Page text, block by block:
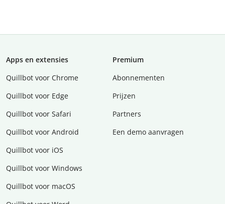
Apps en extensies
Quillbot voor Chrome
Quillbot voor Edge
Quillbot voor Safari
Quillbot voor Android
Quillbot voor iOS
Quillbot voor Windows
Quillbot voor macOS
Premium
Abonnementen
Prijzen
Partners
Een demo aanvragen